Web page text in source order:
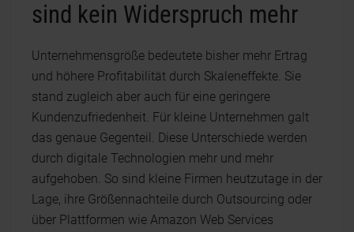
sind kein Widerspruch mehr
Unternehmensgröße bedeutete bisher mehr Ertrag
und höhere Profitabilität durch Skaleneffekte. Sie
stand zugleich aber auch für eine geringere
Kundenzufriedenheit. Für kleine Unternehmen galt
das genaue Gegenteil. Diese Unterschiede werden
durch digitale Technologien mehr und mehr
aufgehoben. So sind kleine Firmen heutzutage in der
Lage, ihre Größennachteile durch Outsourcing oder
über Plattformen wie Amazon Web Services